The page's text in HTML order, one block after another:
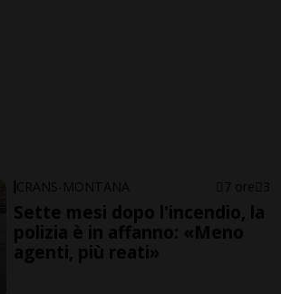
CRANS-MONTANA 7 ore 3
Sette mesi dopo l'incendio, la
polizia è in affanno: «Meno
agenti, più reati»